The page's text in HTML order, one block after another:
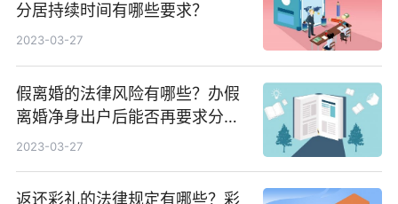
分居持续时间有哪些要求？
2023-03-27
假离婚的法律风险有哪些？办假
离婚净身出户后能否再要求分房
产?
2023-03-27
返还彩礼的法律规定有哪些？彩